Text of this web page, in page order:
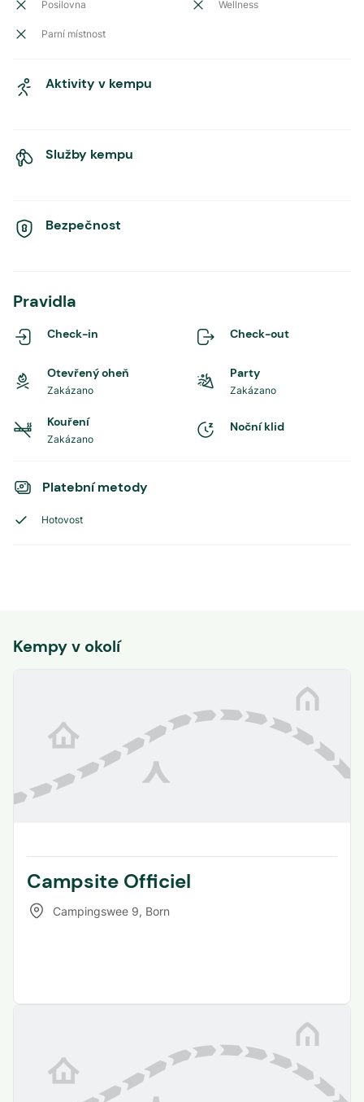
Posilovna Wellness
Parní místnost
Aktivity v kempu
Služby kempu
Bezpečnost
Pravidla
Check-in Check-out
Otevřený oheň
Zakázano
Party
Zakázano
Kouření
Zakázano
Noční klid
Platební metody
Hotovost
Kempy v okolí
Campsite Officiel
Campingswee 9, Born